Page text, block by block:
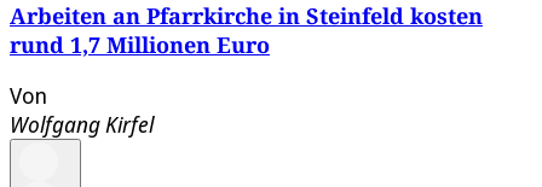
Arbeiten an Pfarrkirche in Steinfeld kosten
rund 1,7 Millionen Euro
Von
Wolfgang Kirfel